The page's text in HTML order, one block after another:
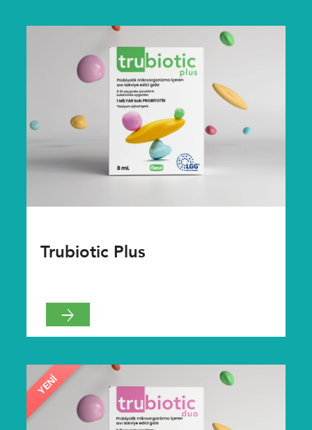
Trubiotic Plus
YENI